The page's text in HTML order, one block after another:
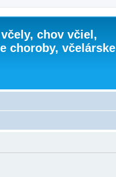
chov včiel,
choroby, včelárske